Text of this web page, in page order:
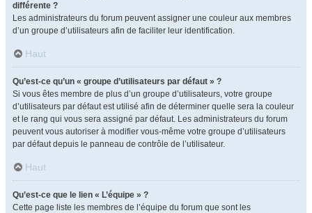
différente ?
Les administrateurs du forum peuvent assigner une couleur aux membres
d’un groupe d’utilisateurs afin de faciliter leur identification.
Haut
Qu’est-ce qu’un « groupe d’utilisateurs par défaut » ?
Si vous êtes membre de plus d’un groupe d’utilisateurs, votre groupe
d’utilisateurs par défaut est utilisé afin de déterminer quelle sera la couleur
et le rang qui vous sera assigné par défaut. Les administrateurs du forum
peuvent vous autoriser à modifier vous-même votre groupe d’utilisateurs
par défaut depuis le panneau de contrôle de l’utilisateur.
Haut
Qu’est-ce que le lien « L’équipe » ?
Cette page liste les membres de l’équipe du forum que sont les